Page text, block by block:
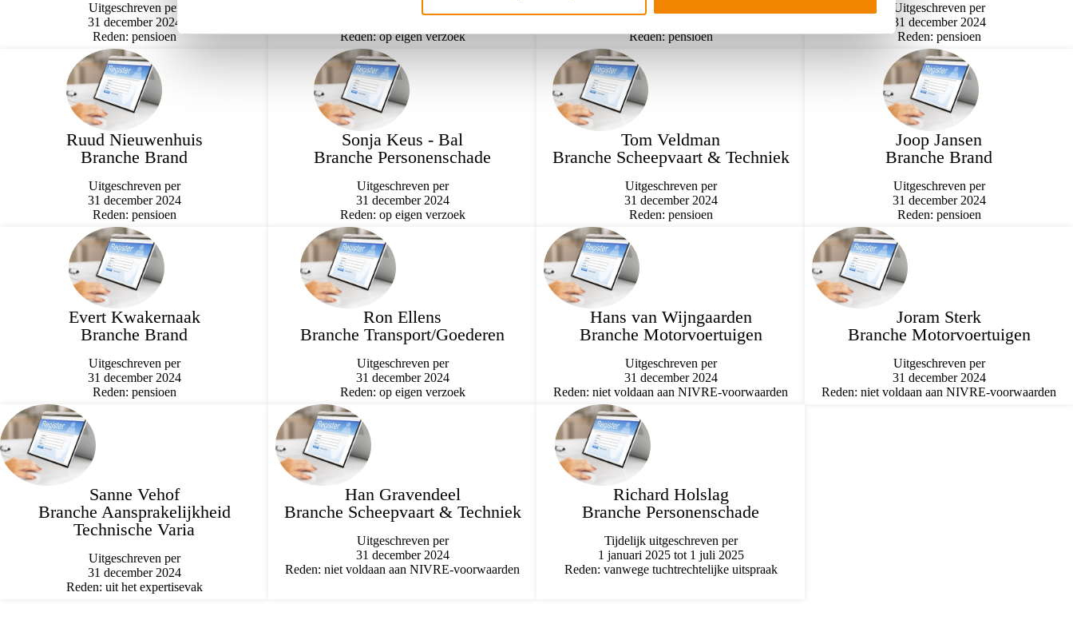
Uitgeschreven per
31 december 2024
Reden: pensioen
Reden: op eigen verzoek
Reden: pensioen
Uitgeschreven per
31 december 2024
Reden: pensioen
Ruud Nieuwenhuis
Branche Brand
Uitgeschreven per
31 december 2024
Reden: pensioen
Sonja Keus - Bal
Branche Personenschade
Uitgeschreven per
31 december 2024
Reden: op eigen verzoek
Tom Veldman
Branche Scheepvaart & Techniek
Uitgeschreven per
31 december 2024
Reden: pensioen
Joop Jansen
Branche Brand
Uitgeschreven per
31 december 2024
Reden: pensioen
Evert Kwakernaak
Branche Brand
Uitgeschreven per
31 december 2024
Reden: pensioen
Ron Ellens
Branche Transport/Goederen
Uitgeschreven per
31 december 2024
Reden: op eigen verzoek
Hans van Wijngaarden
Branche Motorvoertuigen
Uitgeschreven per
31 december 2024
Reden: niet voldaan aan NIVRE-voorwaarden
Joram Sterk
Branche Motorvoertuigen
Uitgeschreven per
31 december 2024
Reden: niet voldaan aan NIVRE-voorwaarden
Sanne Vehof
Branche Aansprakelijkheid
Technische Varia
Uitgeschreven per
31 december 2024
Reden: uit het expertisevak
Han Gravendeel
Branche Scheepvaart & Techniek
Uitgeschreven per
31 december 2024
Reden: niet voldaan aan NIVRE-voorwaarden
Richard Holslag
Branche Personenschade
Tijdelijk uitgeschreven per
1 januari 2025 tot 1 juli 2025
Reden: vanwege tuchtrechtelijke uitspraak